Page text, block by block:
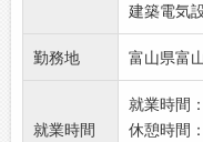
建築電気
勤務地 富山県富
就業時間
就業時間
休憩時間